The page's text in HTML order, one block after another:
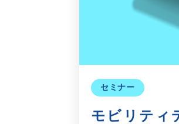
セミナー
モビリティ